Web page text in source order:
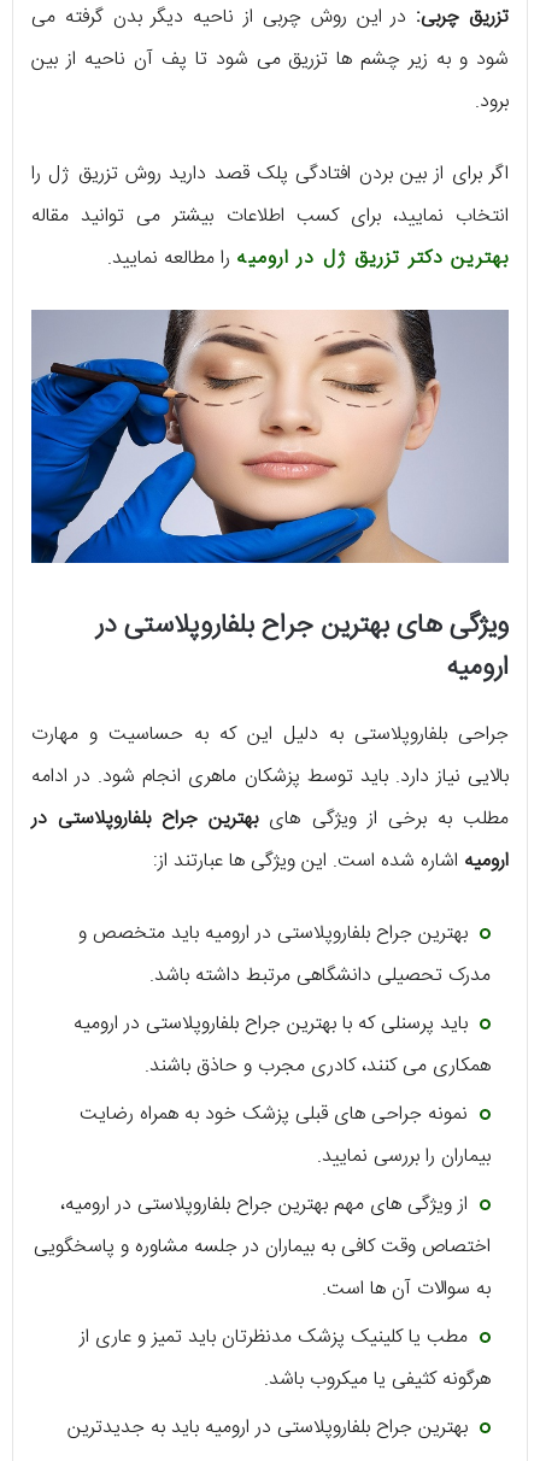
تزریق چربی: در این روش چربی از ناحیه دیگر بدن گرفته می
شود و به زیر چشم ها تزریق می شود تا پف آن ناحیه از بین
برود.
اگر برای از بین بردن افتادگی پلک قصد دارید روش تزریق ژل را
انتخاب نمایید، برای کسب اطلاعات بیشتر می توانید مقاله
بهترین دکتر تزریق ژل در ارومیه را مطالعه نمایید.
ویژگی های بهترین جراح بلفاروپلاستی در
ارومیه
جراحی بلفاروپلاستی به دلیل این که به حساسیت و مهارت
بالایی نیاز دارد. باید توسط پزشکان ماهری انجام شود. در ادامه
مطلب به برخی از ویژگی هایبهترین جراح بلفاروپلاستی در
ارومیه اشاره شده است. این ویژگی ها عبارتند از:
بهترین جراح بلفاروپلاستی در ارومیه باید متخصص و
مدرک تحصیلی دانشگاهی مرتبط داشته باشد.
باید پرسنلی که با بهترین جراح بلفاروپلاستی در ارومیه
همکاری می کنند، کادری مجرب و حاذق باشند.
نمونه جراحی های قبلی پزشک خود به همراه رضایت
بیماران را بررسی نمایید.
از ویژگی های مهم بهترین جراح بلفاروپلاستی در ارومیه،
اختصاص وقت کافی به بیماران در جلسه مشاوره و پاسخگویی
به سوالات آن ها است.
مطب یا کلینیک پزشک مدنظرتان باید تمیز و عاری از
هرگونه کثیفی یا میکروب باشد.
بهترین جراح بلفاروپلاستی در ارومیه باید به جدیدترین